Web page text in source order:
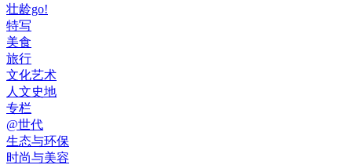
壮龄go!
特写
美食
旅行
文化艺术
人文史地
专栏
@世代
生态与环保
时尚与美容